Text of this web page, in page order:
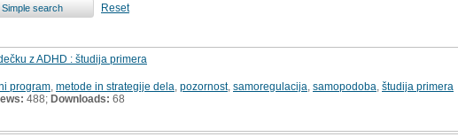
Reset
z ADHD : študija primera
program metode in strategije dela pozornost, samoregulacija samopodoba študija primera
488; Downloads: 68